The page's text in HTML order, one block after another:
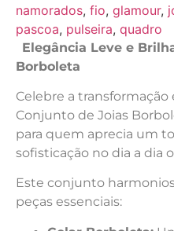
namorados, fio, glamour,
pascoa, pulseira, quadro
Elegância Leve e
Borboleta
Celebre a transformação
Conjunto de Joias
para quem aprecia um
sofisticação no dia a dia
Este conjunto
peças essenciais: